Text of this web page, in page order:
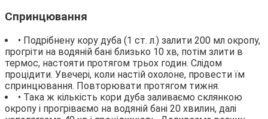
Спринцювання
• Подрібнену кору дуба (1 ст. л.) залити 200 мл окропу,
прогріти на водяній бані близько 10 хв, потім злити в
термос, настояти протягом трьох годин. Слідом
процідити. Увечері, коли настій охолоне, провести їм
спринцювання. Повторювати протягом тижня.
• Така ж кількість кори дуба заливаємо склянкою
окропу і прогріваємо на водяній бані 20 хвилин, далі